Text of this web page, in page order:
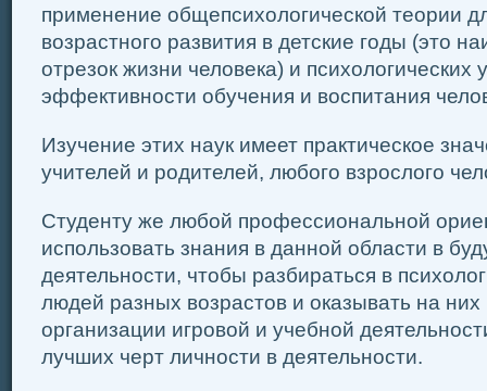
применение общепсихологической теории
возрастного развития в детские годы (это
отрезок жизни человека) и психологических
эффективности обучения и воспитания
Изучение этих наук имеет практическое
учителей и родителей, любого взрослого
Студенту же любой профессиональной
использовать знания в данной области в
деятельности, чтобы разбираться в
людей разных возрастов и оказывать на них
организации игровой и учебной
лучших черт личности в деятельности.